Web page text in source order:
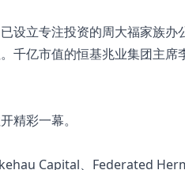
设立专注投资的周大福家族
千亿市值的恒基兆业集团主
精彩一幕。
Capital、Federated